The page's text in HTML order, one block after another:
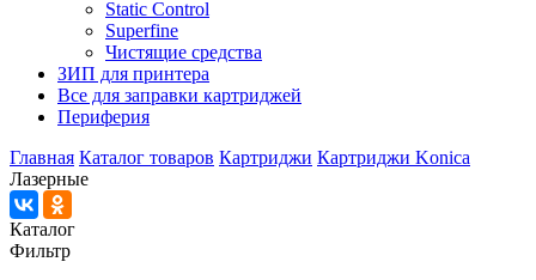
Static Control
Superfine
Чистящие средства
ЗИП для принтера
Все для заправки картриджей
Периферия
Главная Каталог товаров Картриджи Картриджи Konica
Лазерные
Каталог
Фильтр